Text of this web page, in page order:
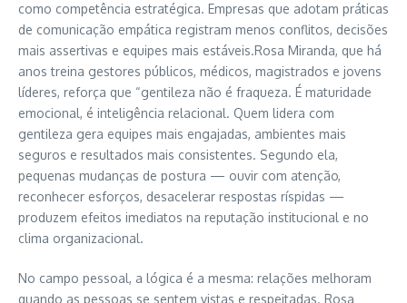
como competência estratégica. Empresas que adotam práticas
de comunicação empática registram menos conflitos, decisões
mais assertivas e equipes mais estáveis.Rosa Miranda, que há
anos treina gestores públicos, médicos, magistrados e jovens
líderes, reforça que “gentileza não é fraqueza. É maturidade
emocional, é inteligência relacional. Quem lidera com
gentileza gera equipes mais engajadas, ambientes mais
seguros e resultados mais consistentes. Segundo ela,
pequenas mudanças de postura — ouvir com atenção,
reconhecer esforços, desacelerar respostas ríspidas —
produzem efeitos imediatos na reputação institucional e no
clima organizacional.
No campo pessoal, a lógica é a mesma: relações melhoram
quando as pessoas se sentem vistas e respeitadas. Rosa